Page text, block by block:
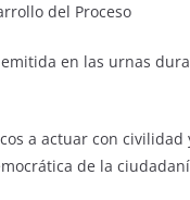
del Proceso
en las urnas
a actuar con
de la